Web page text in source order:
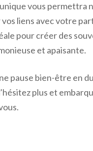
vous permettra
liens avec votre
pour créer des
et apaisante.
pause bien-être en
plus et